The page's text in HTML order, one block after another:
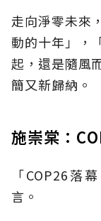
走向淨零未來
動的十年」，
起，還是隨風
簡又新歸納。
施崇棠：
「COP26落
言。